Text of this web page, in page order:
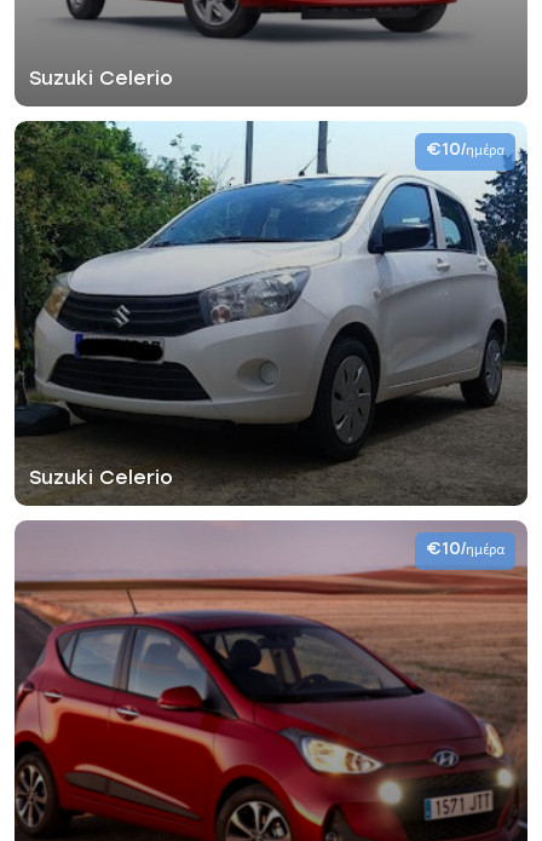
Suzuki Celerio
Suzuki Celerio
€10/ημέρα
€10/ημέρα